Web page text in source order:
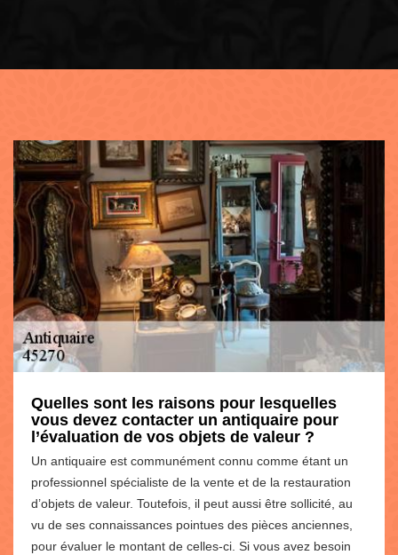
Quelles sont les raisons pour lesquelles
vous devez contacter un antiquaire pour
l’évaluation de vos objets de valeur ?
Un antiquaire est communément connu comme étant un
professionnel spécialiste de la vente et de la restauration
d’objets de valeur. Toutefois, il peut aussi être sollicité, au
vu de ses connaissances pointues des pièces anciennes,
pour évaluer le montant de celles-ci. Si vous avez besoin